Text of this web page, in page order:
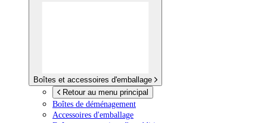
Boîtes et accessoires d'emballage
Retour au menu principal
Boîtes de déménagement
Accessoires d'emballage